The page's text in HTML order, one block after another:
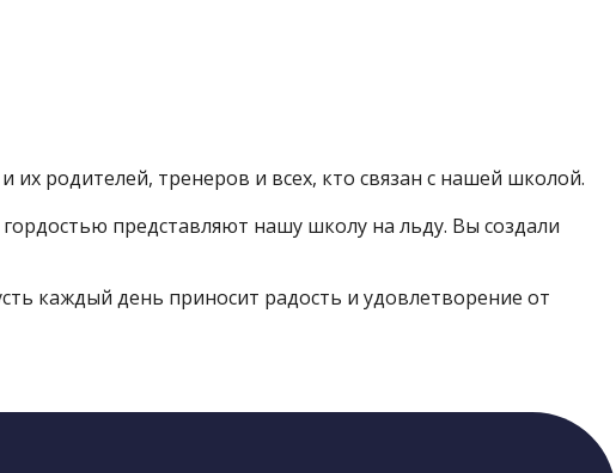
родителей, тренеров и всех, кто связан с нашей школой.
представляют нашу школу на льду. Вы создали
каждый день приносит радость и удовлетворение от